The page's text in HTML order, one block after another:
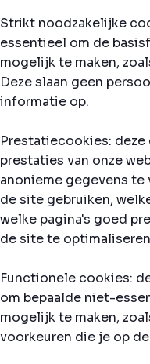
Strikt noodzakelijke
essentieel om de
mogelijk te maken,
Deze slaan geen
informatie op.
Prestatiecookies:
prestaties van onze
anonieme gegevens te
de site gebruiken,
welke pagina's goed
de site te
Functionele cookies:
om bepaalde niet-
mogelijk te maken,
voorkeuren die je op